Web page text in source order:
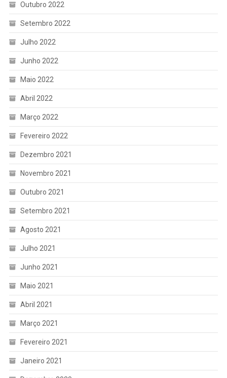
Outubro 2022
Setembro 2022
Julho 2022
Junho 2022
Maio 2022
Abril 2022
Março 2022
Fevereiro 2022
Dezembro 2021
Novembro 2021
Outubro 2021
Setembro 2021
Agosto 2021
Julho 2021
Junho 2021
Maio 2021
Abril 2021
Março 2021
Fevereiro 2021
Janeiro 2021